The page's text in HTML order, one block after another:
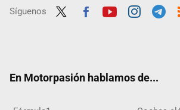
Síguenos
En Motorpasión hablamos de...